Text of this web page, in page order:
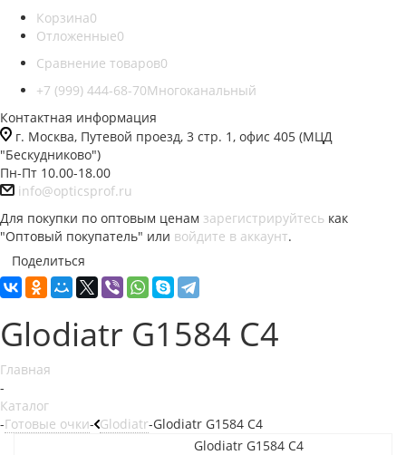
Корзина0
Отложенные0
Сравнение товаров0
+7 (999) 444-68-70Многоканальный
Контактная информация
г. Москва, Путевой проезд, 3 стр. 1, офис 405 (МЦД
"Бескудниково")
Пн-Пт 10.00-18.00
info@opticsprof.ru
Для покупки по оптовым ценам зарегистрируйтесь как
"Оптовый покупатель" или войдите в аккаунт.
Поделиться
Glodiatr G1584 C4
Главная
-
Каталог
-Готовые очки- Glodiatr-Glodiatr G1584 C4
Glodiatr G1584 C4